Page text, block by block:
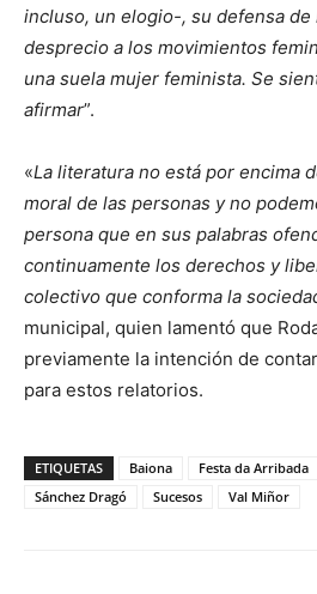
incluso, un elogio-, su defensa
desprecio a los movimientos
una suela mujer feminista. Se
afirmar”.
«La literatura no está por encima
moral de las personas y no
persona que en sus palabras
continuamente los derechos y
colectivo que conforma la
municipal, quien lamentó que
previamente la intención de
para estos relatorios.
ETIQUETAS Baiona Festa da Arribada
Sánchez Dragó
Sucesos Val Miñor